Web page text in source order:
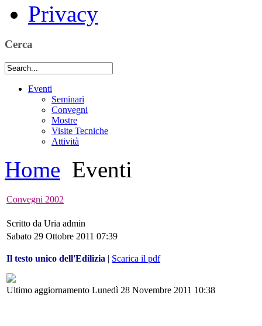
Privacy
Cerca
Eventi
Seminari
Convegni
Mostre
Visite Tecniche
Attività
Home Eventi
Convegni 2002
Scritto da Uria admin
Sabato 29 Ottobre 2011 07:39
Il testo unico dell'Edilizia | Scarica il pdf
Ultimo aggiornamento Lunedì 28 Novembre 2011 10:38